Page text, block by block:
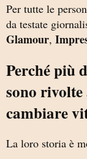
Per tutte le
da testate
Glamour,
Perché più
sono
cambiare
La loro storia è